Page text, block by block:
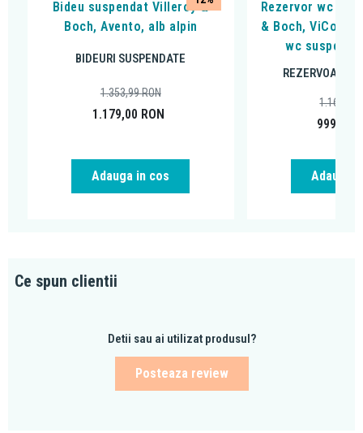
Bideu suspendat Villeroy &
Boch, Avento, alb alpin
BIDEURI SUSPENDATE
1.179,00 RON
1.353,99RON
Adauga in cos
Rezervor wc
& Boch,
wc
REZERVOARE
999,00
1.166,93
Adauga
Ce spun clientii
Detii sau ai utilizat produsul?
Posteaza review